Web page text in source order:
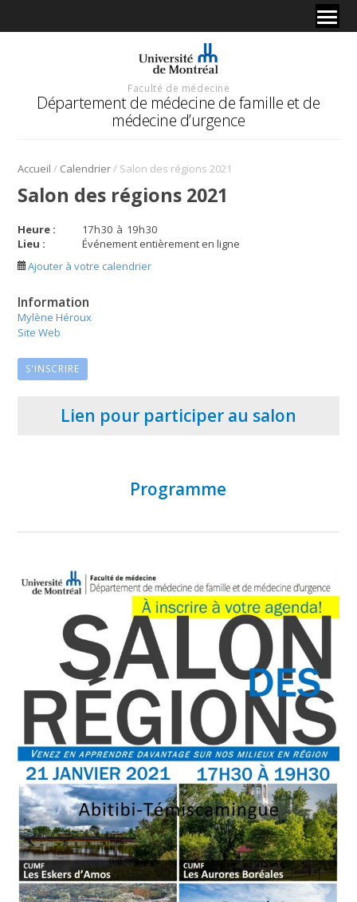
Faculté de médecine
Département de médecine de famille et de
médecine d’urgence
Accueil / Calendrier/ Salon des régions 2021
Salon des régions 2021
Heure : 17h30 à 19h30
Lieu :
Événement entièrement en ligne
Ajouter à votre calendrier
Information
Mylène Héroux
Site Web
S'INSCRIRE
Lien pour participer au salon
Programme